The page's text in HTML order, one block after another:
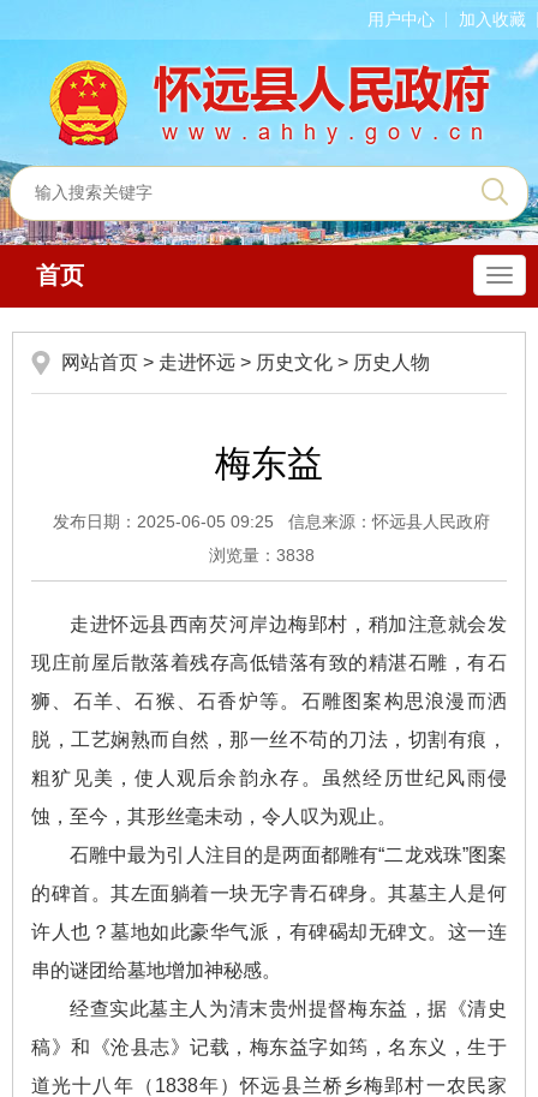
用户中心 加入收藏
导
航
首页
网站首页 > 走进怀远 > 历史文化 > 历史人物
梅东益
发布日期：2025-06-05 09:25
信息来源：怀远县人民政府
浏览量： 3838
走进怀远县西南芡河岸边梅郢村，稍加注意就会发
现庄前屋后散落着残存高低错落有致的精湛石雕，有石
狮、石羊、石猴、石香炉等。石雕图案构思浪漫而洒
脱，工艺娴熟而自然，那一丝不苟的刀法，切割有痕，
粗犷见美，使人观后余韵永存。虽然经历世纪风雨侵
蚀，至今，其形丝毫未动，令人叹为观止。
石雕中最为引人注目的是两面都雕有“二龙戏珠”图案
的碑首。其左面躺着一块无字青石碑身。其墓主人是何
许人也？墓地如此豪华气派，有碑碣却无碑文。这一连
串的谜团给墓地增加神秘感。
经查实此墓主人为清末贵州提督梅东益，据《清史
稿》和《沧县志》记载，梅东益字如筠，名东义，生于
道光十八年（1838年）怀远县兰桥乡梅郢村一农民家